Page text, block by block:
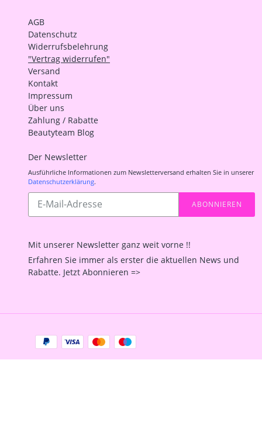
AGB
Datenschutz
Widerrufsbelehrung
"Vertrag widerrufen"
Versand
Kontakt
Impressum
Über uns
Zahlung / Rabatte
Beautyteam Blog
Der Newsletter
Ausführliche Informationen zum Newsletterversand erhalten Sie in unserer
Datenschutzerklärung.
Abonnieren
unsere
ABONNIEREN
Mit unserer Newsletter ganz weit vorne !!
Erfahren Sie immer als erster die aktuellen News und
Rabatte. Jetzt Abonnieren =>
Zahlungsarten